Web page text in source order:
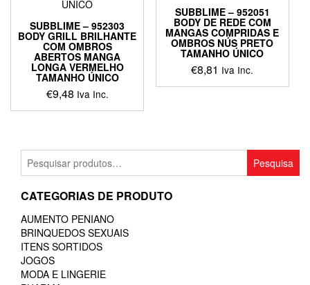
SUBBLIME – 952303
BODY GRILL BRILHANTE
COM OMBROS
ABERTOS MANGA
LONGA VERMELHO
TAMANHO ÚNICO
€9,48 Iva Inc.
SUBBLIME – 952051
BODY DE REDE COM
MANGAS COMPRIDAS E
OMBROS NÚS PRETO
TAMANHO ÚNICO
€8,81 Iva Inc.
por:
Pesquisa
CATEGORIAS DE PRODUTO
AUMENTO PENIANO
BRINQUEDOS SEXUAIS
ITENS SORTIDOS
JOGOS
MODA E LINGERIE